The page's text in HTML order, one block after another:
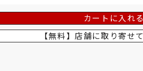
カートに入れる
【無料】店舗に取り寄せて